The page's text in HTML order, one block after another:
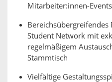
Mitarbeiter:innen-
Student Network mit
regelmäßigem
Stammtisch
Vielfältige